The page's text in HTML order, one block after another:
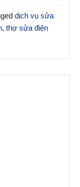
dịch vụ sửa
, thợ sửa điện